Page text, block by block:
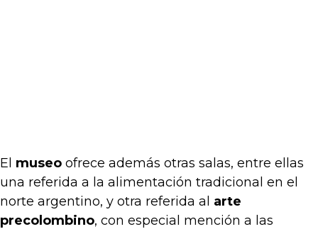
El museo ofrece además otras salas, entre ellas
una referida a la alimentación tradicional en el
norte argentino, y otra referida al arte
precolombino, con especial mención a las